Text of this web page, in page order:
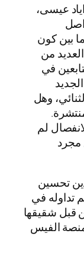
عيسى،
بين كون
من
في
وهل
لم
مجرد
تحسين
تداوله في
من قبل شقيقها
الفيس